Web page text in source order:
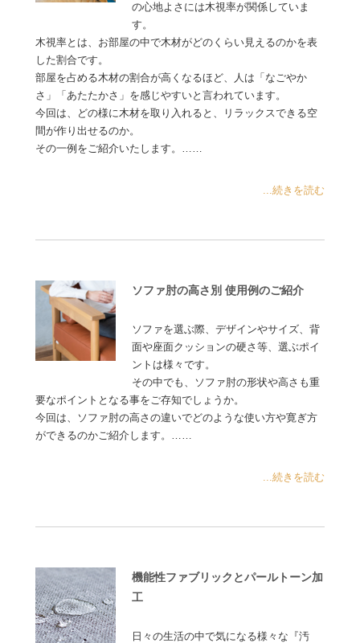
の心地よさには木視率が関係していま
す。
木視率とは、お部屋の中で木材がどのくらい見えるのかを表
した割合です。
部屋を占める木材の割合が高くなるほど、人は「なごやか
さ」「あたたかさ」を感じやすいと言われています。
今回は、どの様に木材を取り入れると、リラックスできる空
間が作り出せるのか。
その一例をご紹介いたします。……
...続きを読む
ソファ肘の高さ別 使用例のご紹介
ソファを選ぶ際、デザインやサイズ、背
面や座面クッションの硬さ等、選ぶポイ
ントは様々です。
その中でも、ソファ肘の形状や高さも重
要なポイントとなる事をご存知でしょうか。
今回は、ソファ肘の高さの違いでどのような使い方や寛ぎ方
ができるのかご紹介します。……
...続きを読む
機能性ファブリックとパールトーン加
工
日々の生活の中で気になる様々な『汚